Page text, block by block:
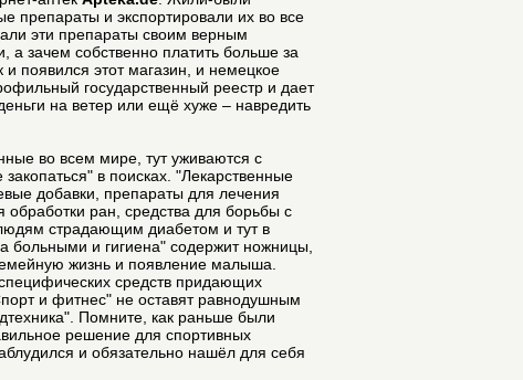
препараты и экспортировали их во все
эти препараты своим верным
зачем собственно платить больше за
появился этот магазин, и немецкое
государственный реестр и дает
на ветер или ещё хуже – навредить
во всем мире, тут уживаются с
в поисках. "Лекарственные
добавки, препараты для лечения
ран, средства для борьбы с
страдающим диабетом и тут в
больными и гигиена" содержит ножницы,
жизнь и появление малыша.
средств придающих
и фитнес" не оставят равнодушным
Помните, как раньше были
решение для спортивных
и обязательно нашёл для себя